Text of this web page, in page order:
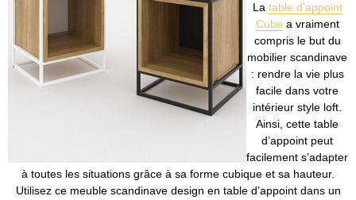
La table d’appoint
Cube a vraiment
compris le but du
mobilier scandinave
: rendre la vie plus
facile dans votre
intérieur style loft.
Ainsi, cette table
d’appoint peut
facilement s’adapter
à toutes les situations grâce à sa forme cubique et sa hauteur.
Utilisez ce meuble scandinave design en table d’appoint dans un